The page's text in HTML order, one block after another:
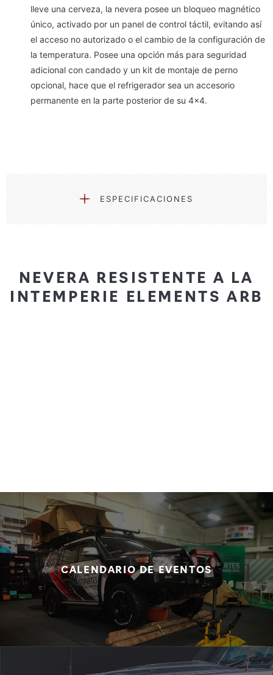
lleve una cerveza, la nevera posee un bloqueo magnético
único, activado por un panel de control táctil, evitando así
el acceso no autorizado o el cambio de la configuración de
la temperatura. Posee una opción más para seguridad
adicional con candado y un kit de montaje de perno
opcional, hace que el refrigerador sea un accesorio
permanente en la parte posterior de su 4×4.
ESPECIFICACIONES
NEVERA RESISTENTE A LA
INTEMPERIE ELEMENTS ARB
CALENDARIO DE EVENTOS